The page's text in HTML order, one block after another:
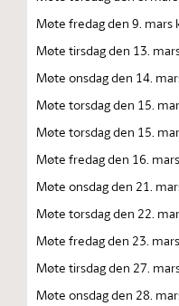
Møte fredag den 9. mars
Møte tirsdag den 13.
Møte onsdag den 14.
Møte torsdag den 15.
Møte torsdag den 15.
Møte fredag den 16.
Møte onsdag den 21.
Møte torsdag den 22.
Møte fredag den 23.
Møte tirsdag den 27.
Møte onsdag den 28.